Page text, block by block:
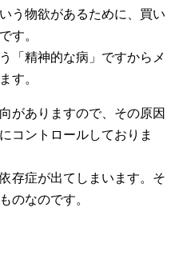
う物欲があるために、買い
す。
「精神的な病」ですからメ
す。
がありますので、その原因
コントロールしておりま
存症が出てしまいます。そ
のなのです。